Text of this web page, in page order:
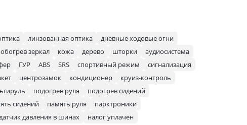
линзованная оптика
дневные ходовые огни
обогрев зеркал кожа дерево шторки
аудиосистема
ГУР ABS SRS спортивный режим
сигнализация
центрозамок кондиционер
круиз-контроль
подогрев руля
подогрев сидений
сидений память руля
парктроники
давления в шинах
налог уплачен